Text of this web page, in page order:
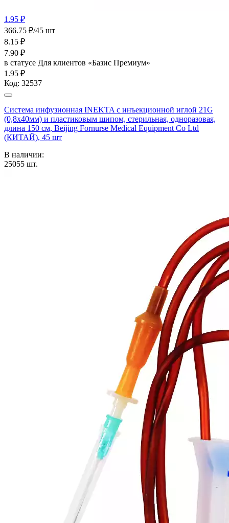
1.95 ₽
366.75 ₽/45 шт
8.15 ₽
7.90 ₽
в статусе Для клиентов «Базис Премиум»
1.95 ₽
Код: 32537
Система инфузионная INEKTA с инъекционной иглой 21G
(0,8х40мм) и пластиковым шипом, стерильная, одноразовая,
длина 150 см, Beijing Fornurse Medical Equipment Co Ltd
(КИТАЙ), 45 шт
В наличии:
25055 шт.